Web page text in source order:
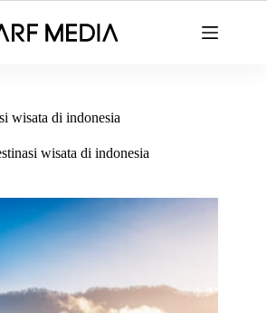
wisata di indonesia
wisata di indonesia